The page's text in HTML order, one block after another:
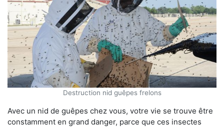
Destruction nid guêpes frelons
Avec un nid de guêpes chez vous, votre vie se trouve être
constamment en grand danger, parce que ces insectes